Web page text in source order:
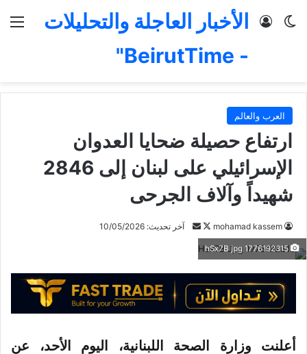
الأخبار العاجلة والتحليلات
- BeirutTime"
الوضع المظلم
تسجيل الدخول
العرب والعالم
ارتفاع حصيلة ضحايا العدوان
الإسرائيلي على لبنان إلى 2846
شهيداً وآلاف الجرحى
mohamad kassem
ت
ب
ع
ع
ل
ل
ر
آخر تحديث: 10/05/2026
1776192315 hSx7B jpg
أعلنت وزارة الصحة اللبنانية، اليوم الأحد، عن